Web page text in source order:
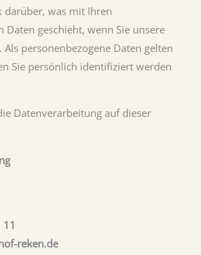
darüber, was mit Ihren
Daten geschieht, wenn Sie unsere
Als personenbezogene Daten gelten
Sie persönlich identifiziert werden
Datenverarbeitung auf dieser
reken.de